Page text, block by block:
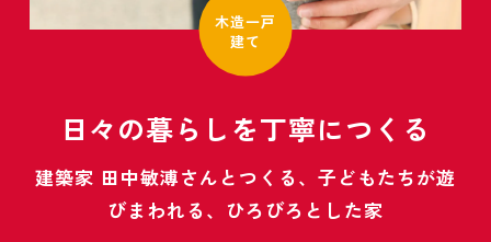
木造一戸
建て
日々の暮らしを丁寧につくる
建築家 田中敏溥さんとつくる、子どもたちが遊
びまわれる、ひろびろとした家